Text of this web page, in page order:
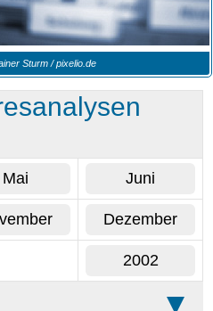
Sturm / pixelio.de
Mai Juni
Dezember
2002